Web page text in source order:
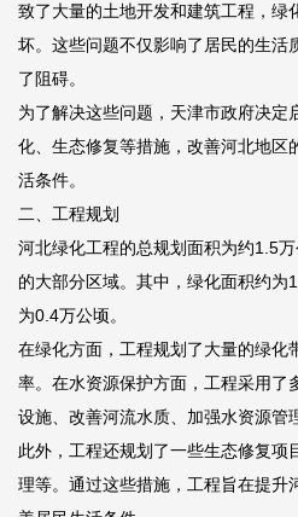
致了大量的土地开发和建筑工程，绿
坏。这些问题不仅影响了居民的生活
了阻碍。
为了解决这些问题，天津市政府决定
化、生态修复等措施，改善河北地区
活条件。
二、工程规划
河北绿化工程的总规划面积为约1.5
的大部分区域。其中，绿化面积约为
为0.4万公顷。
在绿化方面，工程规划了大量的绿化
率。在水资源保护方面，工程采用了
设施、改善河流水质、加强水资源管
此外，工程还规划了一些生态修复项
理等。通过这些措施，工程旨在提升